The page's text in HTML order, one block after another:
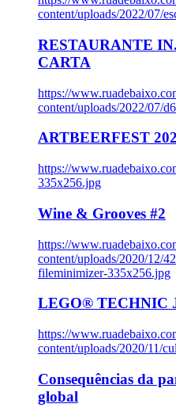
content/uploads/2022/07/
RESTAURANTE
CARTA
https://
content/uploads/2022/07/
ARTBEERFEST
https://
335x256.jpg
Wine & Grooves #2
https://
content/uploads/2020/12/
fileminimizer-335x256.jpg
LEGO® TECHNIC
https://
content/uploads/2020/11/
Consequências da
global